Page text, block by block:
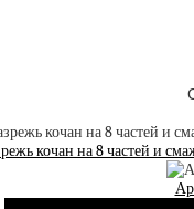
кочан на 8 частей и